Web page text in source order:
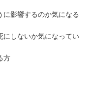
に影響するのか気になる
にしないか気になってい
方